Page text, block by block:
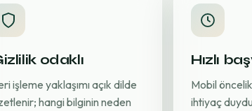
odaklı
işleme yaklaşımı açık dilde
hangi bilginin neden
Hızlı
Mobil
ihtiyaç